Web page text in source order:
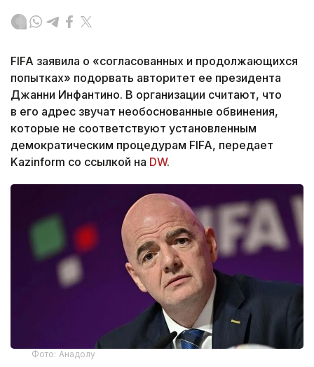
FIFA заявила о «согласованных и продолжающихся
попытках» подорвать авторитет ее президента
Джанни Инфантино. В организации считают, что
в его адрес звучат необоснованные обвинения,
которые не соответствуют установленным
демократическим процедурам FIFA, передает
Kazinform со ссылкой на DW.
Фото: Анадолу